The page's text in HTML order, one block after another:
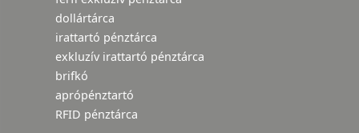
dollártárca
irattartó pénztárca
exkluzív irattartó pénztárca
brifkó
aprópénztartó
RFID pénztárca